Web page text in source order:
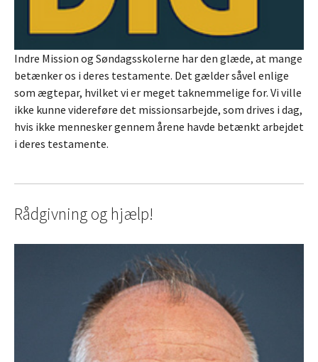
Indre Mission og Søndagsskolerne har den glæde, at mange
betænker os i deres testamente. Det gælder såvel enlige
som ægtepar, hvilket vi er meget taknemmelige for. Vi ville
ikke kunne videreføre det missionsarbejde, som drives i dag,
hvis ikke mennesker gennem årene havde betænkt arbejdet
i deres testamente.
Rådgivning og hjælp!